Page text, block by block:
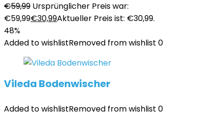
€59,99 Ursprünglicher Preis war:
€59,99€30,99Aktueller Preis ist: €30,99.
48%
Added to wishlistRemoved from wishlist 0
Vileda Bodenwischer
Added to wishlistRemoved from wishlist 0